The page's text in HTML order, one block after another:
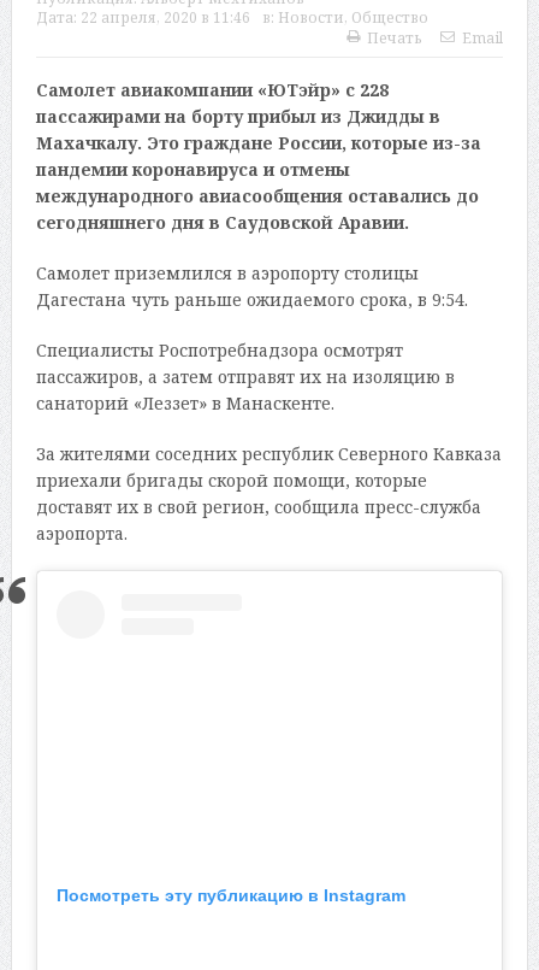
Дата: 22 апреля, 2020 в 11:46 в: Новости, Общество
Печать
Email
Самолет авиакомпании «ЮТэйр» с 228
пассажирами на борту прибыл из Джидды в
Махачкалу. Это граждане России, которые из-за
пандемии коронавируса и отмены
международного авиасообщения оставались до
сегодняшнего дня в Саудовской Аравии.
Самолет приземлился в аэропорту столицы
Дагестана чуть раньше ожидаемого срока, в 9:54.
Специалисты Роспотребнадзора осмотрят
пассажиров, а затем отправят их на изоляцию в
санаторий «Леззет» в Манаскенте.
За жителями соседних республик Северного Кавказа
приехали бригады скорой помощи, которые
доставят их в свой регион, сообщила пресс-служба
аэропорта.
Посмотреть эту публикацию в Instagram